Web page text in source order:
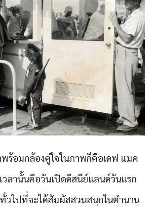
ร้อมกล้องคู่ใจในภาพก็คือเดฟ แมค
วลานั้นคือวันเปิดดีสนีย์แลนด์วันแรก
วไปที่จะได้สัมผัสสวนสนุกในตำนาน